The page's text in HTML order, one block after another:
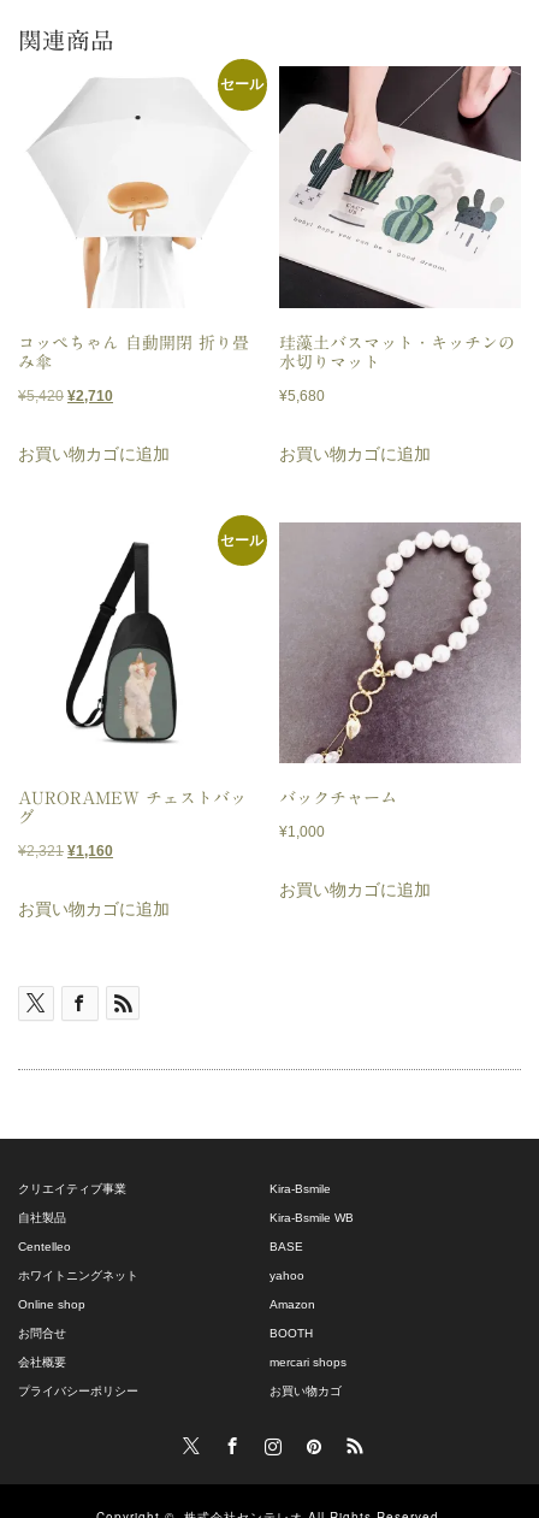
関連商品
セール
コッペちゃん 自動開閉 折り畳
み傘
¥5,420 元
価
た。
¥2,710現
の
¥2,710
で
す。
お買い物カゴに追加
珪藻土バスマット・キッチンの
水切りマット
¥5,680
お買い物カゴに追加
セール
AURORAMEW チェストバッ
グ
¥2,321 元
価
¥2,321
し
¥1,160現
の
は
で
お買い物カゴに追加
バックチャーム
¥1,000
お買い物カゴに追加
クリエイティブ事業
自社製品
Centelleo
ホワイトニングネット
Online shop
お問合せ
会社概要
プライバシーポリシー
Kira-Bsmile
Kira-Bsmile WB
BASE
yahoo
Amazon
BOOTH
mercari shops
お買い物カゴ
InstagramPinterest RSS